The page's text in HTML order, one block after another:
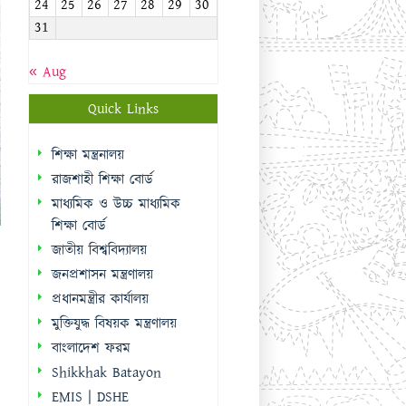
24 25 26 27 28 29
30
31
« Aug
Quick Links
শিক্ষা মন্ত্রনালয়
রাজশাহী শিক্ষা বোর্ড
মাধ্যমিক ও উচ্চ মাধ্যমিক
শিক্ষা বোর্ড
জাতীয় বিশ্ববিদ্যালয়
জনপ্রশাসন মন্ত্রণালয়
প্রধানমন্ত্রীর কার্যালয়
মুক্তিযুদ্ধ বিষয়ক মন্ত্রণালয়
বাংলাদেশ ফরম
Shikkhak Batayon
EMIS | DSHE